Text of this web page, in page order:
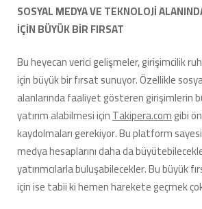
SOSYAL MEDYA VE TEKNOLOJİ
İÇİN BÜYÜK BİR FIRSAT
Bu heyecan verici gelişmeler, girişimcilik
için büyük bir fırsat sunuyor. Özellikle
alanlarında faaliyet gösteren girişimlerin
yatırım alabilmesi içinTakipera.comgibi
kaydolmaları gerekiyor. Bu platform
medya hesaplarını daha da
yatırımcılarla buluşabilecekler. Bu büyük
için ise tabii ki hemen harekete geçmek